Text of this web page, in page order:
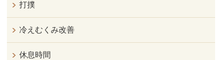
打撲
冷えむくみ改善
休息時間